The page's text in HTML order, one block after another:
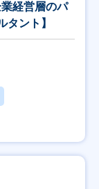
経営層のパ
タント】